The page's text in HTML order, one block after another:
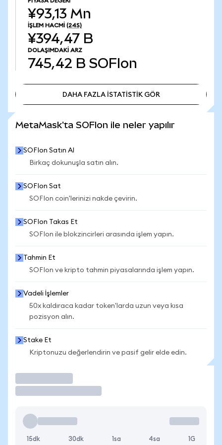
¥93,13 Mn
İŞLEM HACMI (24S)
¥394,47 B
DOLAŞIMDAKI ARZ
745,42 B SOFIon
DAHA FAZLA İSTATİSTİK GÖR
MetaMask'ta SOFIon ile neler yapılır
SOFIon Satın Al
Birkaç dokunuşla satın alın.
SOFIon Sat
SOFIon coin'lerinizi nakde çevirin.
SOFIon Takas Et
SOFIon ile blokzincirleri arasında işlem yapın.
Tahmin Et
SOFIon ve kripto tahmin piyasalarında işlem yapın.
Vadeli İşlemler
50x kaldıraca kadar token'larda uzun veya kısa
pozisyon alın.
Stake Et
Kriptonuzu değerlendirin ve pasif gelir elde edin.
15dk 30dk 1sa 4sa 1G